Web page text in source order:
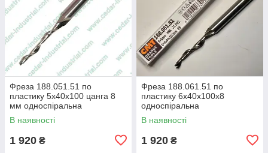
Фреза 188.051.51 по
пластику 5х40х100 цанга 8
мм односпіральна
В наявності
1 920 ₴
Фреза 188.061.51 по
пластику 6х40х100х8
односпіральна
В наявності
1 920 ₴